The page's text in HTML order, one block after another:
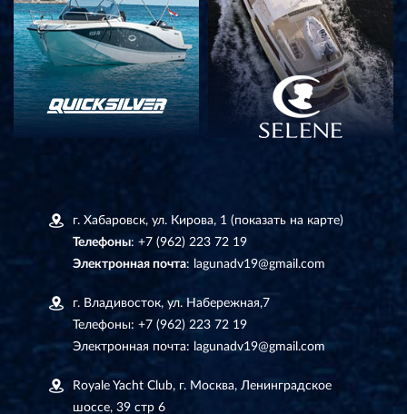
г. Хабаровск, ул. Кирова, 1 (показать на карте)
Телефоны: +7 (962) 223 72 19
Электронная почта: lagunadv19@gmail.com
г. Владивосток, ул. Набережная,7
Телефоны: +7 (962) 223 72 19
Электронная почта: lagunadv19@gmail.com
Royale Yacht Club, г. Москва, Ленинградское
шоссе, 39 стр 6